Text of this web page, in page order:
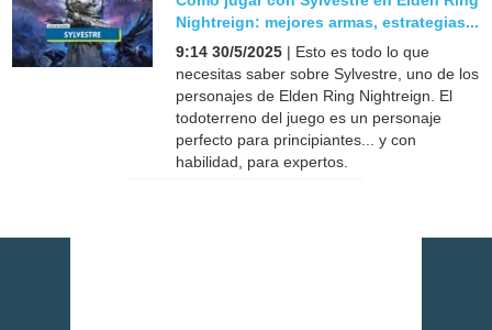
Nightreign: mejores armas, estrategias...
9:14 30/5/2025 | Esto es todo lo que
necesitas saber sobre Sylvestre, uno de los
personajes de Elden Ring Nightreign. El
todoterreno del juego es un personaje
perfecto para principiantes... y con
habilidad, para expertos.